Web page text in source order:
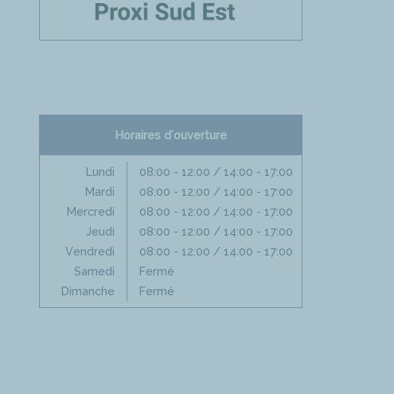
Horaires d'ouverture
Lundi
08:00 - 12:00 / 14:00 - 17:00
Mardi
08:00 - 12:00 / 14:00 - 17:00
Mercredi
08:00 - 12:00 / 14:00 - 17:00
Jeudi
08:00 - 12:00 / 14:00 - 17:00
Vendredi
08:00 - 12:00 / 14:00 - 17:00
Samedi
Fermé
Dimanche
Fermé